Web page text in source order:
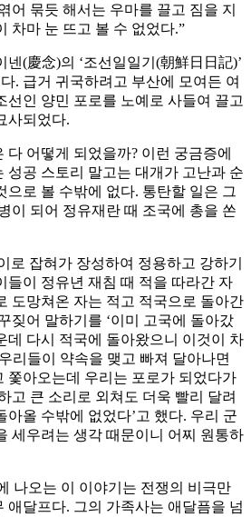
어 묶듯 해서는 우마를 끌고 짐을 지
차마 눈 뜨고 볼 수 없었다.”
(慶念)의 ‘조선일일기(朝鮮日日記)’
. 급거 귀국하려고 부산에 모여든 여
선인 양민 포로를 노예로 사들여 끌고
사되었다.
다 어떻게 되었을까? 이런 궁금증에
성공 스토리 말고는 대개가 고난과 순
으로 볼 수밖에 없다. 통탄할 일은 그
이 되어 정유재란 때 조국에 총을 쏜
로 잡혀가 장성하여 정용하고 강하기
들이 정유년 재침 때 적을 따라간 자
도망쳐온 자는 적고 적국으로 돌아간
짖어 말하기를 ‘이미 고국에 돌아갔
데 다시 적국에 돌아왔으니 이것이 차
리들이 약속을 맺고 빠져 달아나면
쫓아오는데 우리는 포로가 되었다가
고 큰 소리로 외쳐도 더욱 빨리 달려
아올 수밖에 없었다’고 했다. 우리 군
세우려는 생각 때문이니 어찌 원통하
나오는 이 이야기는 전쟁의 비극만
애달프다. 그의 가족사는 애달픔을 넘